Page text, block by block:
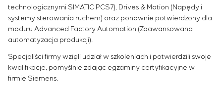
Prace rozruchowe
Uruchomienie i szkolenie personelu klienta
Serwis i konserwacja
Zarządzanie projektami
Outsourcing
Usługi doradcze
Indywidualne opracowanie i testowanie wraz z
Przemysł ciężki
Budownictwo cywilne
Infrastruktura
Przemysł cementowy
Selam
Senumac
Senuvol
Sivacon S8
Simoprime
KARIERA
Oferty pracy
Staż
Weterani
KONTAKT
technologicznymi SIMATIC PCS7), Drives & Motion (Napędy i
systemy sterowania ruchem) oraz ponownie potwierdzony dla
modułu Advanced Factory Automation (Zaawansowana
automatyzacja produkcji).
Specjaliści firmy wzięli udział w szkoleniach i potwierdzili swoje
kwalifikacje, pomyślnie zdając egzaminy certyfikacyjne w
firmie Siemens.